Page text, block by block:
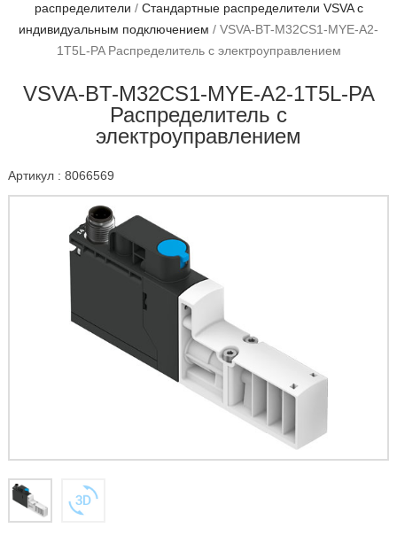
распределители / Стандартные распределители VSVA с
индивидуальным подключением / VSVA-BT-M32CS1-MYE-A2-
1T5L-PA Распределитель с электроуправлением
VSVA-BT-M32CS1-MYE-A2-1T5L-PA
Распределитель с
электроуправлением
Артикул : 8066569